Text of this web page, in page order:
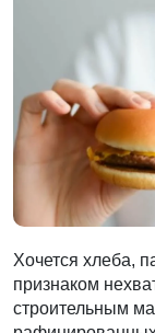
Хочется хлеба,
признаком
строительным